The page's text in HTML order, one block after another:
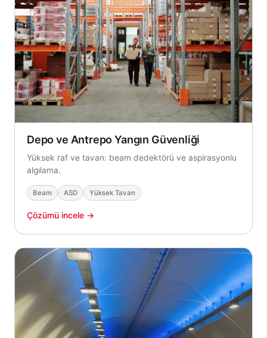
Depo ve Antrepo Yangın Güvenliği
Yüksek raf ve tavan: beam dedektörü ve aspirasyonlu
algılama.
Beam ASD Yüksek Tavan
Çözümü incele →